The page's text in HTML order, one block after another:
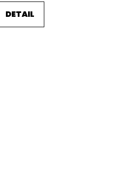
DETAIL